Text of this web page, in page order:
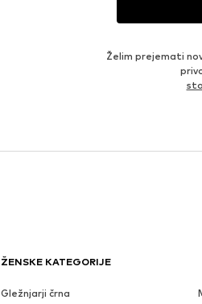
Želim prejemati
ŽENSKE KATEGORIJE
Gležnjarji črna